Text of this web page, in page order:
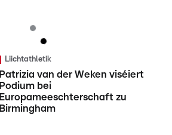
Liichtathletik
Patrizia van der Weken viséiert
Podium bei
Europameeschterschaft zu
Birmingham